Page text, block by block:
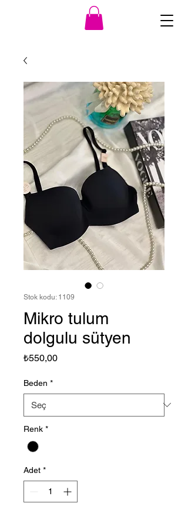
Stok kodu: 1109
Mikro tulum
dolgulu sütyen
₺550,00Fiyat
Beden *
Renk *
Adet *